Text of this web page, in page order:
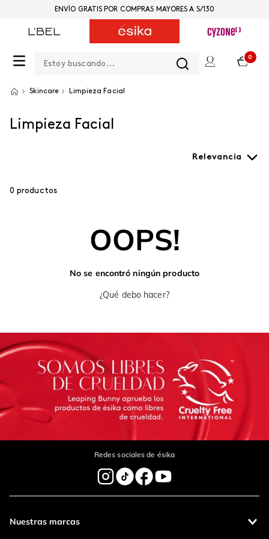
0
ENVÍO GRATIS POR COMPRAS MAYORES A S/130
Skincare Limpieza Facial
Limpieza Facial
Relevancia
0 productos
OOPS!
No se encontró ningún producto
¿Qué debo hacer?
Redes sociales de ésika
Nuestras marcas